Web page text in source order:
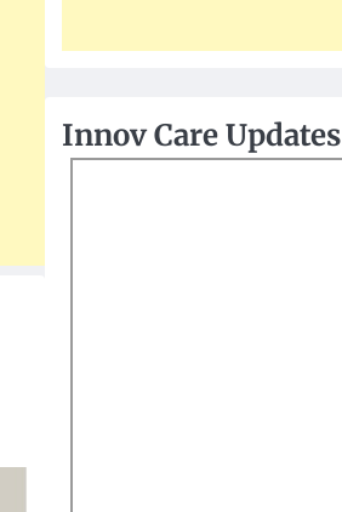
Innov Care Updates